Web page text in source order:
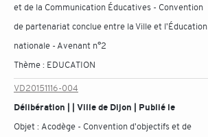
et de la Communication Éducatives - Convention
de partenariat conclue entre la Ville et l'Éducation
nationale - Avenant n°2
Thème : EDUCATION
VD20151116-004
Délibération | | Ville de Dijon | Publié le
Objet : Acodège - Convention d'objectifs et de